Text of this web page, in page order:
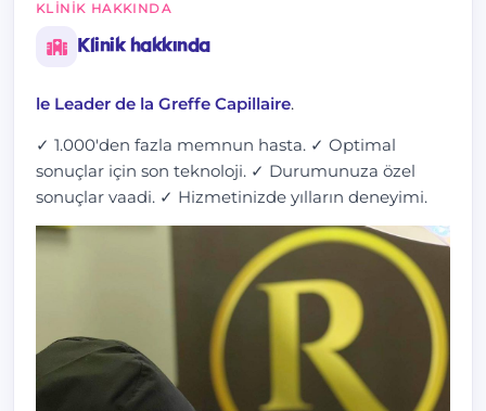
KLINIK HAKKINDA
Klinik hakkında
le Leader de la Greffe Capillaire.
✓ 1.000'den fazla memnun hasta. ✓ Optimal
sonuçlar için son teknoloji. ✓ Durumunuza özel
sonuçlar vaadi. ✓ Hizmetinizde yılların deneyimi.